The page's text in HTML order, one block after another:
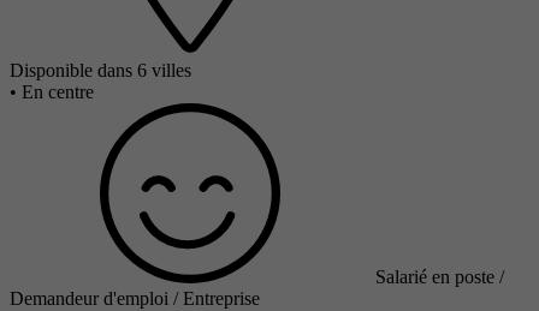
Disponible dans 6 villes
• En centre
Salarié en poste /
Demandeur d'emploi / Entreprise